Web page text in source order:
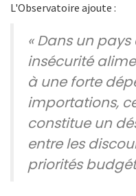
L'Observatoire ajoute :
« Dans un
insécurité
à une forte
importations,
constitue un
entre les
priorités